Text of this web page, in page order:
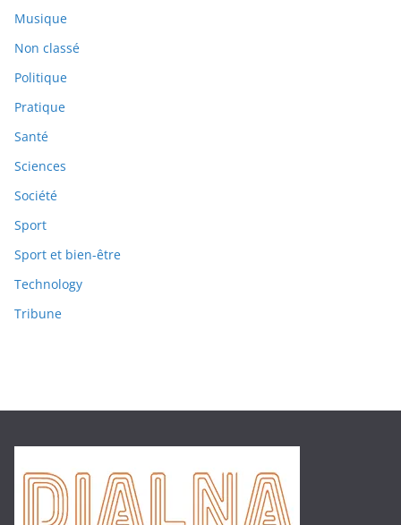
Musique
Non classé
Politique
Pratique
Santé
Sciences
Société
Sport
Sport et bien-être
Technology
Tribune